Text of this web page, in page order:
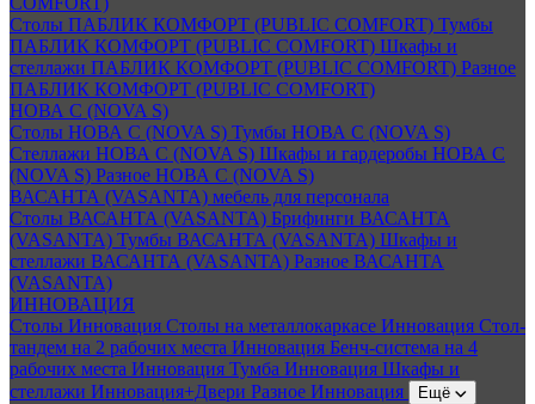
Столы ПАБЛИК КОМФОРТ (PUBLIC COMFORT) Тумбы
ПАБЛИК КОМФОРТ (PUBLIC COMFORT) Шкафы и
стеллажи ПАБЛИК КОМФОРТ (PUBLIC COMFORT) Разное
ПАБЛИК КОМФОРТ (PUBLIC COMFORT)
НОВА С (NOVA S)
Столы НОВА С (NOVA S) Тумбы НОВА С (NOVA S)
Стеллажи НОВА С (NOVA S) Шкафы и гардеробы НОВА С
(NOVA S) Разное НОВА С (NOVA S)
ВАСАНТА (VASANTA) мебель для персонала
Столы ВАСАНТА (VASANTA) Брифинги ВАСАНТА
(VASANTA) Тумбы ВАСАНТА (VASANTA) Шкафы и
стеллажи ВАСАНТА (VASANTA) Разное ВАСАНТА
(VASANTA)
ИННОВАЦИЯ
Столы Инновация Столы на металлокаркасе Инновация Стол-
тандем на 2 рабочих места Инновация Бенч-система на 4
рабочих места Инновация Тумба Инновация Шкафы и
стеллажи Инновация+Двери Разное Инновация Ещё